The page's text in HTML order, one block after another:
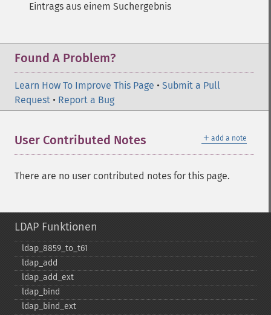
Eintrags aus einem Suchergebnis
Found A Problem?
Learn How To Improve This Page • Submit a Pull
Request • Report a Bug
＋ add a note
User Contributed Notes
There are no user contributed notes for this page.
LDAP Funktionen
ldap_​8859_​to_​t61
ldap_​add
ldap_​add_​ext
ldap_​bind
ldap_​bind_​ext